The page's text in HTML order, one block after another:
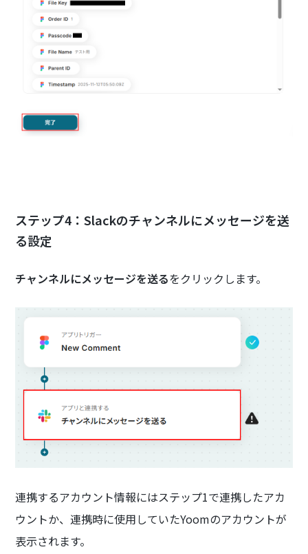
ステップ4：Slackのチャンネルにメッセージを送
る設定
チャンネルにメッセージを送るをクリックします。
連携するアカウント情報にはステップ1で連携したアカ
ウントか、連携時に使用していたYoomのアカウントが
表示されます。